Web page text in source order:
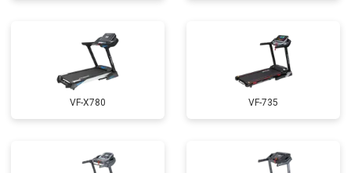
VF-X780 VF-735